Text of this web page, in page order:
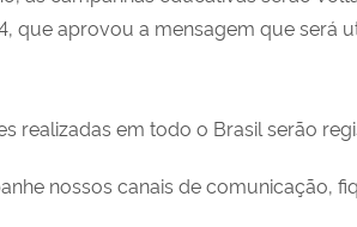
que aprovou a mensagem que será
realizadas em todo o Brasil serão
nossos canais de comunicação,